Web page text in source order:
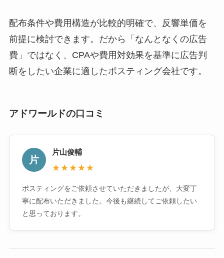
配布条件や費用構造が比較的明確で、反響単価を
前提に検討できます。だから「なんとなくの広告
費」ではなく、CPAや費用対効果を基準に広告判
断をしたい企業に適したポスティング会社です。
アドワールドの口コミ
片
片山俊輔
★★★★★
ポスティングをご依頼させていただきましたが、大変丁
寧に配布いただきました。今後も継続してご依頼したい
と思っております。